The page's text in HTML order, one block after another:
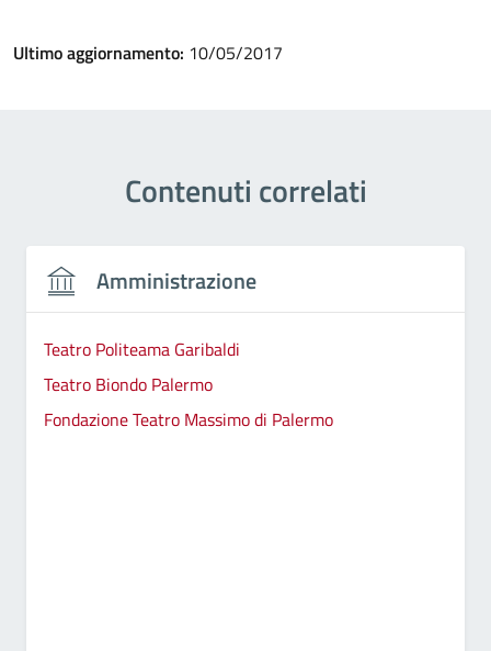
Ultimo aggiornamento: 10/05/2017
Contenuti correlati
Amministrazione
Teatro Politeama Garibaldi
Teatro Biondo Palermo
Fondazione Teatro Massimo di Palermo